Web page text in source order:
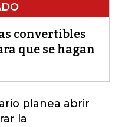
convertibles
que se hagan
planea abrir
la